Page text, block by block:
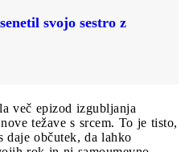
svojo sestro z
več epizod izgubljanja
težave s srcem. To je tisto,
daje občutek, da lahko